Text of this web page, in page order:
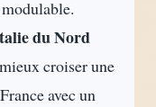
du Nord
croiser une
avec un